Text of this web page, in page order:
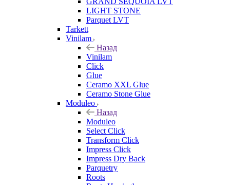
LIGHT STONE
Parquet LVT
Tarkett
Vinilam
Назад
Vinilam
Click
Glue
Ceramo XXL Glue
Ceramo Stone Glue
Moduleo
Назад
Moduleo
Select Click
Transform Click
Impress Click
Impress Dry Back
Parquetry
Roots